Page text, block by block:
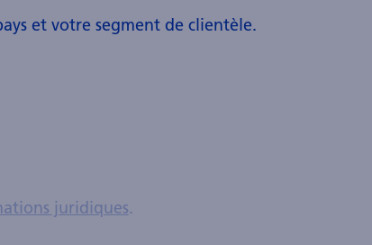
et votre segment de clientèle.
juridiques.